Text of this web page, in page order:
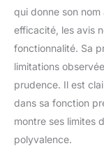
qui donne son
efficacité, les avis
fonctionnalité. Sa
limitations
prudence. Il est
dans sa fonction
montre ses limites
polyvalence.